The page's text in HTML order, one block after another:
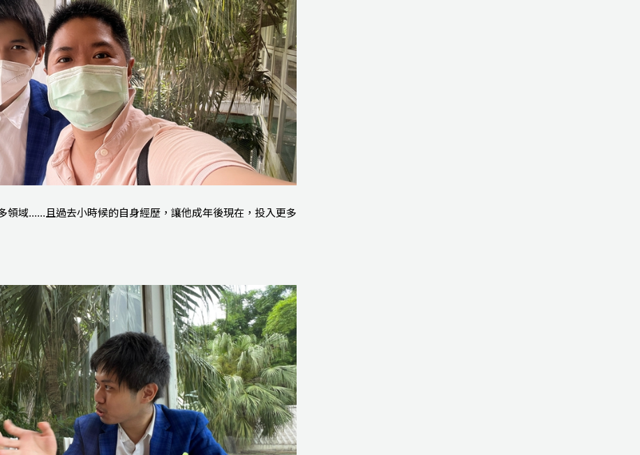
領域......且過去小時候的自身經歷，讓他成年後現在，投入更多